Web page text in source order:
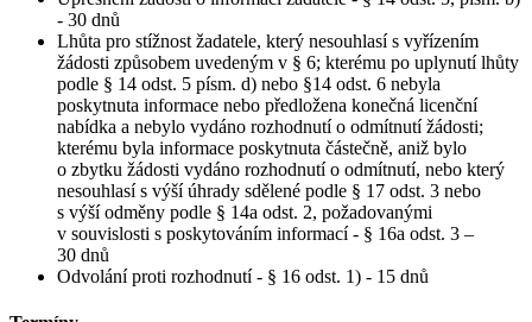
- 30 dnů
Lhůta pro stížnost žadatele, který nesouhlasí s vyřízením
žádosti způsobem uvedeným v § 6; kterému po uplynutí lhůty
podle § 14 odst. 5 písm. d) nebo §14 odst. 6 nebyla
poskytnuta informace nebo předložena konečná licenční
nabídka a nebylo vydáno rozhodnutí o odmítnutí žádosti;
kterému byla informace poskytnuta částečně, aniž bylo
o zbytku žádosti vydáno rozhodnutí o odmítnutí, nebo který
nesouhlasí s výší úhrady sdělené podle § 17 odst. 3 nebo
s výší odměny podle § 14a odst. 2, požadovanými
v souvislosti s poskytováním informací - § 16a odst. 3 –
30 dnů
Odvolání proti rozhodnutí - § 16 odst. 1) - 15 dnů